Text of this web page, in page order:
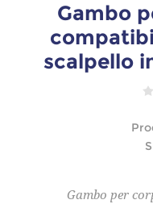
Gambo
scalpello
Gambo per